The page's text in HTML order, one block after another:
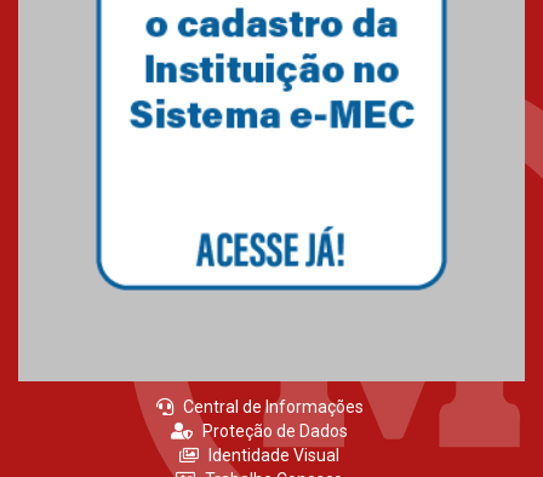
Central de Informações
Proteção de Dados
Identidade Visual